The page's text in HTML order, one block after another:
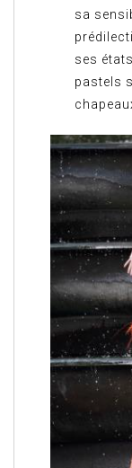
sa
ses
pastels